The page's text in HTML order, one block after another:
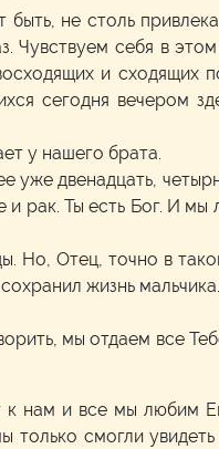
не столь
Чувствуем себя в
и сходящих
сегодня вечером
у нашего брата.
двенадцать,
и рак. Ты есть Бог. И мы
Но, Отец, точно в
жизнь
мы отдаем все
к нам и все мы любим
только смогли